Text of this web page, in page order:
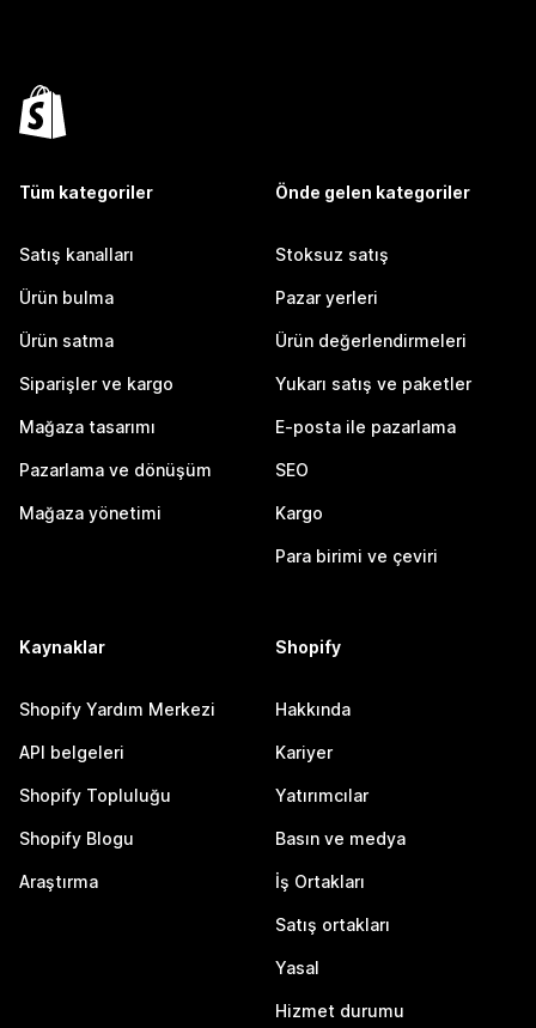
Tüm kategoriler
Satış kanalları
Ürün bulma
Ürün satma
Siparişler ve kargo
Mağaza tasarımı
Pazarlama ve dönüşüm
Mağaza yönetimi
Önde gelen kategoriler
Stoksuz satış
Pazar yerleri
Ürün değerlendirmeleri
Yukarı satış ve paketler
E-posta ile pazarlama
SEO
Kargo
Para birimi ve çeviri
Kaynaklar
Shopify Yardım Merkezi
API belgeleri
Shopify Topluluğu
Shopify Blogu
Araştırma
Shopify
Hakkında
Kariyer
Yatırımcılar
Basın ve medya
İş Ortakları
Satış ortakları
Yasal
Hizmet durumu